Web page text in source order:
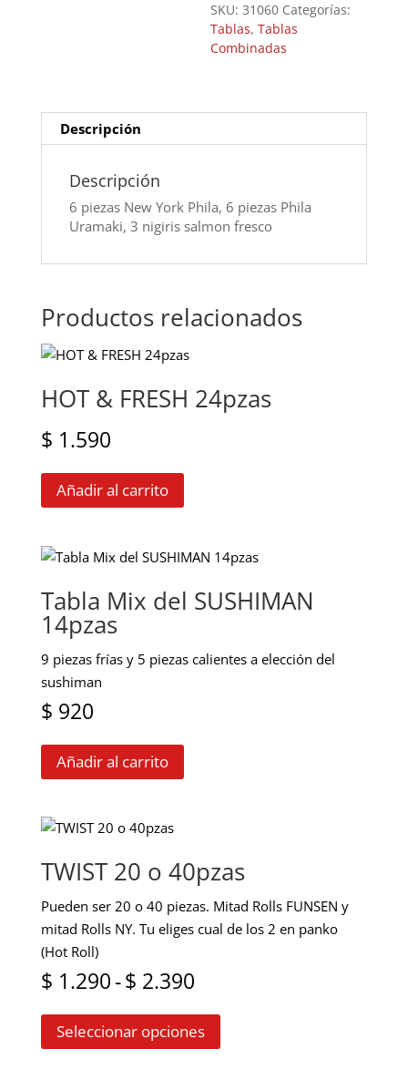
SKU:31060 Categorías:
Tablas,Tablas
Combinadas
Descripción
Descripción
6 piezas New York Phila, 6 piezas Phila
Uramaki, 3 nigiris salmon fresco
Productos relacionados
HOT & FRESH 24pzas
$ 1.590
Añadir al carrito
Tabla Mix del SUSHIMAN
14pzas
9 piezas frías y 5 piezas calientes a elección del
sushiman
$ 920
Añadir al carrito
TWIST 20 o 40pzas
Pueden ser 20 o 40 piezas. Mitad Rolls FUNSEN y
mitad Rolls NY. Tu eliges cual de los 2 en panko
(Hot Roll)
$ 1.290-$ 2.390Rango
de
precios:
Seleccionar opciones
tiene